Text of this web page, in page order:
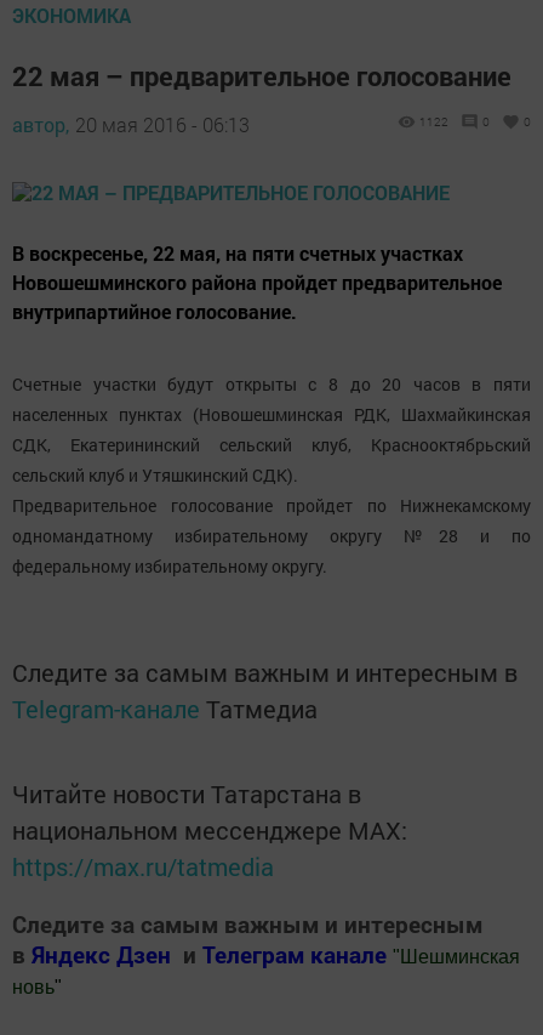
ЭКОНОМИКА
22 мая – предварительное голосование
автор, 20 мая 2016 - 06:13 1122 0 0
В воскресенье, 22 мая, на пяти счетных участках
Новошешминского района пройдет предварительное
внутрипартийное голосование.
Счетные участки будут открыты с 8 до 20 часов в пяти
населенных пунктах (Новошешминская РДК, Шахмайкинская
СДК, Екатерининский сельский клуб, Краснооктябрьский
сельский клуб и Утяшкинский СДК).
Предварительное голосование пройдет по Нижнекамскому
одномандатному избирательному округу №28 и по
федеральному избирательному округу.
Следите за самым важным и интересным в
Telegram-канале Татмедиа
Читайте новости Татарстана в
национальном мессенджере MАХ:
https://max.ru/tatmedia
Следите за самым важным и интересным
в Яндекс Дзен и Телеграм канале " Шешминская
новь"